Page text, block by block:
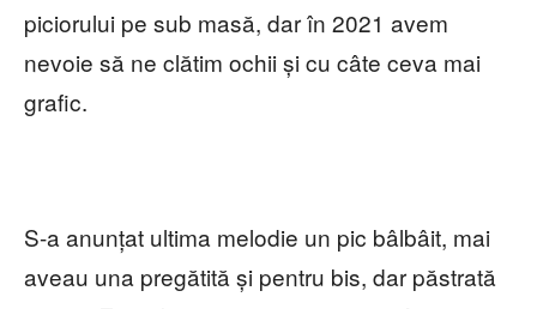
piciorului pe sub masă, dar în 2021 avem
nevoie să ne clătim ochii și cu câte ceva mai
grafic.
S-a anunțat ultima melodie un pic bâlbâit, mai
aveau una pregătită și pentru bis, dar păstrată